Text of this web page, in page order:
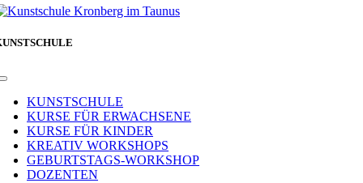
Toggle
NavigationKUNSTSCHULE
KURSE FÜR ERWACHSENE
KURSE FÜR KINDER
KREATIV WORKSHOPS
GEBURTSTAGS-WORKSHOP
DOZENTEN